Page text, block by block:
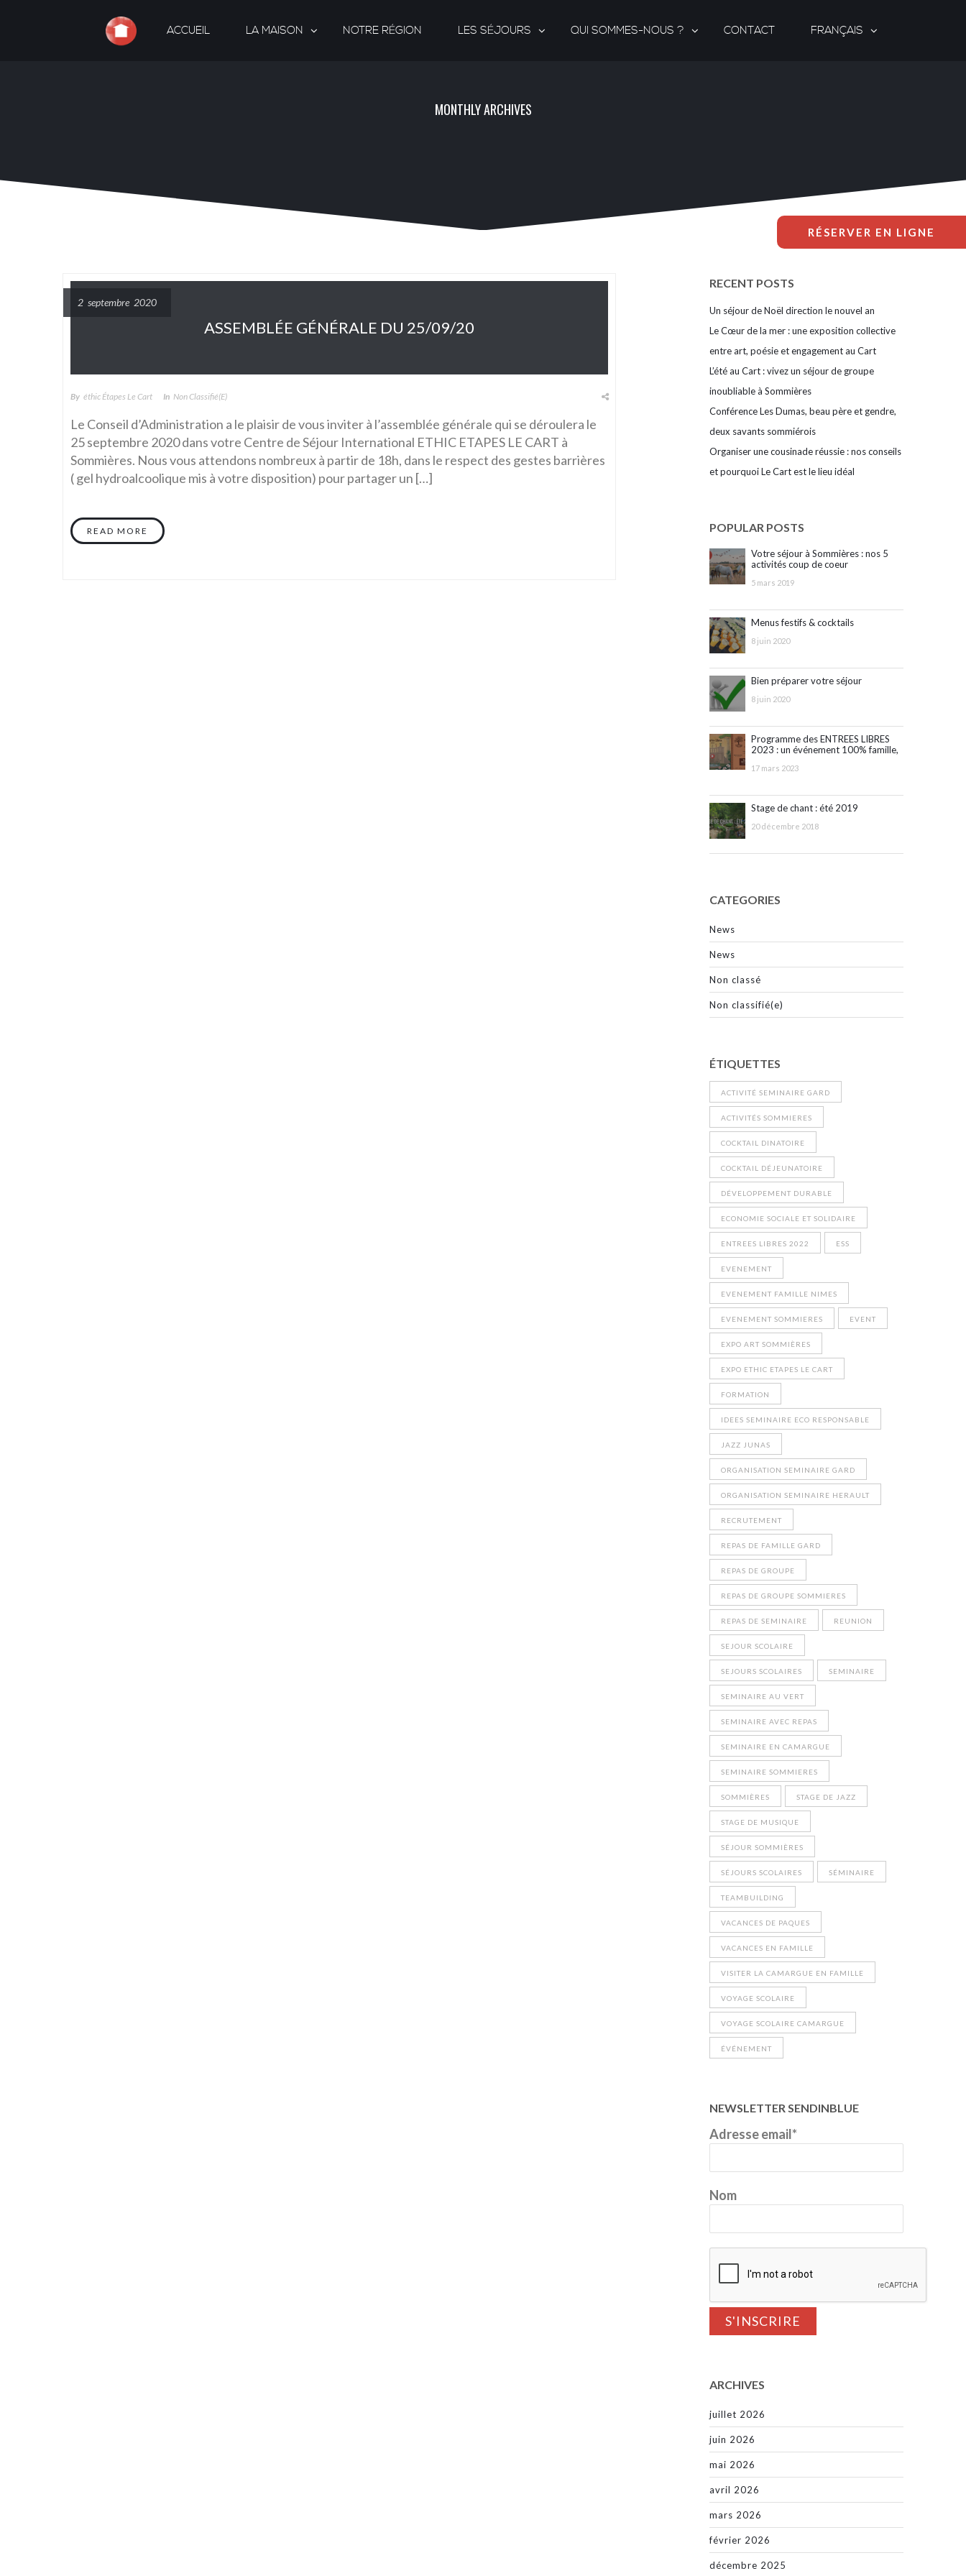
ACCUEIL LA MAISON NOTRE RÉGION LES SÉJOURS QUI SOMMES-NOUS ? CONTACT FRANÇAIS
MONTHLY ARCHIVES
2 septembre 2020
ASSEMBLÉE GÉNÉRALE DU 25/09/20
By Éthic Étapes Le Cart In Non Classifié(e)
Le Conseil d’Administration a le plaisir de vous inviter à l’assemblée générale qui se déroulera le
25 septembre 2020 dans votre Centre de Séjour International ETHIC ETAPES LE CART à
Sommières. Nous vous attendons nombreux à partir de 18h, dans le respect des gestes barrières
( gel hydroalcoolique mis à votre disposition) pour partager un […]
READ MORE
RECENT POSTS
Un séjour de Noël direction le nouvel an
Le Cœur de la mer : une exposition collective
entre art, poésie et engagement au Cart
L’été au Cart : vivez un séjour de groupe
inoubliable à Sommières
Conférence Les Dumas, beau père et gendre,
deux savants sommiérois
Organiser une cousinade réussie : nos conseils
et pourquoi Le Cart est le lieu idéal
POPULAR POSTS
Votre séjour à Sommières : nos 5
activités coup de coeur
5 mars 2019
Menus festifs & cocktails
8 juin 2020
Bien préparer votre séjour
8 juin 2020
Programme des ENTREES LIBRES
2023 : un événement 100% famille,
17 mars 2023
Stage de chant : été 2019
20 décembre 2018
CATEGORIES
News
News
Non classé
Non classifié(e)
ÉTIQUETTES
ACTIVITÉ SEMINAIRE GARD
ACTIVITÉS SOMMIERES
COCKTAIL DINATOIRE
COCKTAIL DÉJEUNATOIRE
DÉVELOPPEMENT DURABLE
ECONOMIE SOCIALE ET SOLIDAIRE
ENTREES LIBRES 2022 ESS
EVENEMENT
EVENEMENT FAMILLE NIMES
EVENEMENT SOMMIERES EVENT
EXPO ART SOMMIÈRES
EXPO ETHIC ETAPES LE CART
FORMATION
IDEES SEMINAIRE ECO RESPONSABLE
JAZZ JUNAS
ORGANISATION SEMINAIRE GARD
ORGANISATION SEMINAIRE HERAULT
RECRUTEMENT
REPAS DE FAMILLE GARD
REPAS DE GROUPE
REPAS DE GROUPE SOMMIERES
REPAS DE SEMINAIRE REUNION
SEJOUR SCOLAIRE
SEJOURS SCOLAIRES SEMINAIRE
SEMINAIRE AU VERT
SEMINAIRE AVEC REPAS
SEMINAIRE EN CAMARGUE
SEMINAIRE SOMMIERES
SOMMIÈRES STAGE DE JAZZ
STAGE DE MUSIQUE
SÉJOUR SOMMIÈRES
SÉJOURS SCOLAIRES SÉMINAIRE
TEAMBUILDING
VACANCES DE PAQUES
VACANCES EN FAMILLE
VISITER LA CAMARGUE EN FAMILLE
VOYAGE SCOLAIRE
VOYAGE SCOLAIRE CAMARGUE
ÉVÉNEMENT
NEWSLETTER SENDINBLUE
Adresse email*
Nom
ARCHIVES
juillet 2026
juin 2026
mai 2026
avril 2026
mars 2026
février 2026
décembre 2025
RÉSERVER EN LIGNE